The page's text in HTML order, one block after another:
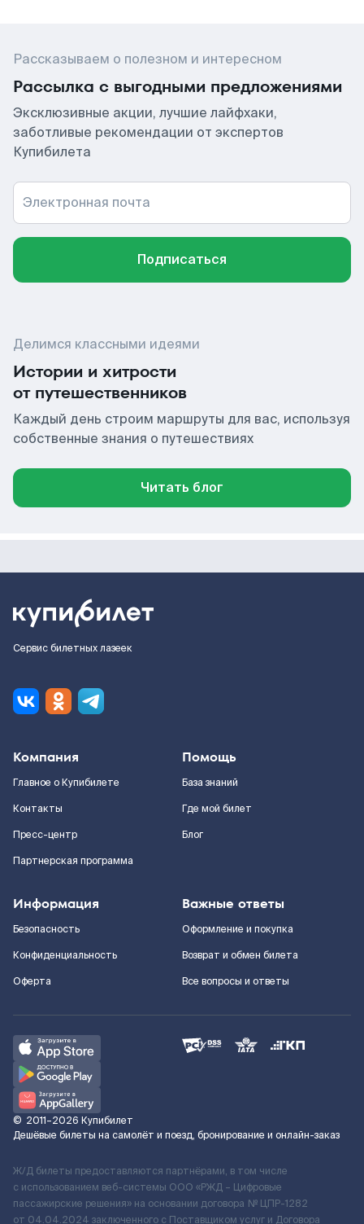
Рассказываем о полезном и интересном
Рассылка с выгодными предложениями
Эксклюзивные акции, лучшие лайфхаки,
заботливые рекомендации от экспертов
Купибилета
Электронная почта
Подписаться
Делимся классными идеями
Истории и хитрости
от путешественников
Каждый день строим маршруты для вас, используя
собственные знания о путешествиях
Читать блог
Сервис билетных лазеек
Компания
Главное о Купибилете
Контакты
Пресс-центр
Партнерская программа
Помощь
База знаний
Где мой билет
Блог
Информация
Безопасность
Конфиденциальность
Оферта
Важные ответы
Оформление и покупка
Возврат и обмен билета
Все вопросы и ответы
© 2011–2026 Купибилет
Дешёвые билеты на самолёт и поезд, бронирование и онлайн-заказ
Ж/Д билеты предоставляются партнёрами, в том числе
с использованием веб-системы ООО «РЖД – Цифровые
пассажирские решения» на основании договора № ЦПР-1282
от 04.04.2024 заключенного с Поставщиком услуг и Договора